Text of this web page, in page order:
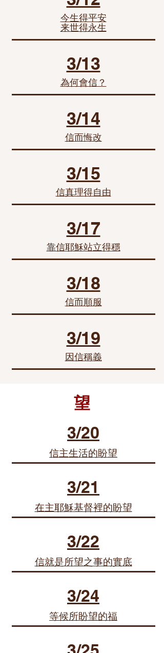
今生得平安
来世得永生
3/13
為何會信？
3/14
信而悔改
3/15
信真理得自由
3/17
靠信耶穌站立得穩
3/18
信而順服
3/19
因信稱義
望
3/20
信主生活的盼望
3/21
在主耶穌基督裡的盼望
3/22
信就是所望之事的實底
3/24
等候所盼望的福